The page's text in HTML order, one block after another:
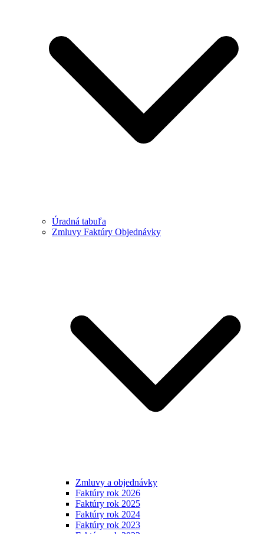
Úradná tabuľa
Zmluvy Faktúry Objednávky
Zmluvy a objednávky
Faktúry rok 2026
Faktúry rok 2025
Faktúry rok 2024
Faktúry rok 2023